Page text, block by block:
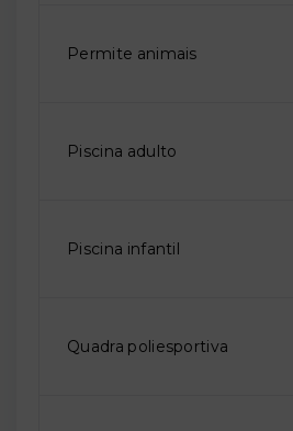
Permite animais
Piscina adulto
Piscina infantil
Quadra poliesportiva